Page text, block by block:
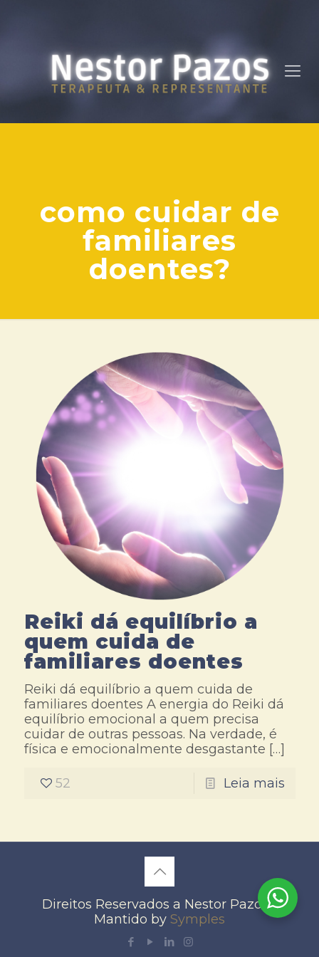
como cuidar de
familiares
doentes?
Reiki dá equilíbrio a
quem cuida de
familiares doentes
Reiki dá equilíbrio a quem cuida de
familiares doentes A energia do Reiki dá
equilíbrio emocional a quem precisa
cuidar de outras pessoas. Na verdade, é
física e emocionalmente desgastante […]
52 Leia mais
Direitos Reservados a Nestor Pazos -
Mantido by Symples